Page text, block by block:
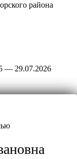
района
— 29.07.2026